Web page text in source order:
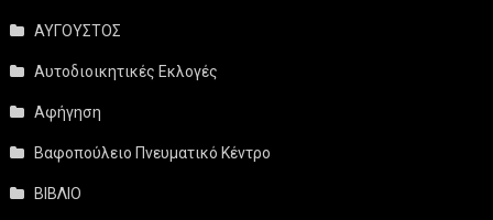
ΑΥΓΟΥΣΤΟΣ
Αυτοδιοικητικές Εκλογές
Αφήγηση
Βαφοπούλειο Πνευματικό Κέντρο
ΒΙΒΛΙΟ